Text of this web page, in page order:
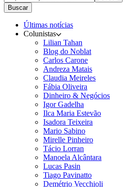
Buscar
Últimas notícias
Colunistas
Lilian Tahan
Blog do Noblat
Carlos Carone
Andreza Matais
Claudia Meireles
Fábia Oliveira
Dinheiro & Negócios
Igor Gadelha
Ilca Maria Estevão
Isadora Teixeira
Mario Sabino
Mirelle Pinheiro
Tácio Lorran
Manoela Alcântara
Lucas Pasin
Tiago Pavinatto
Demétrio Vecchioli